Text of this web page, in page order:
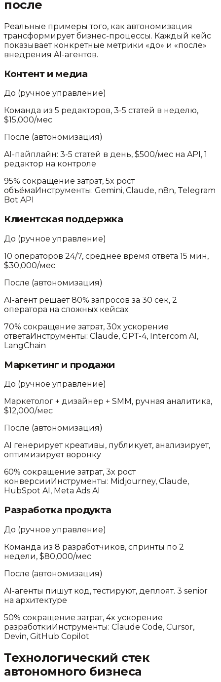
после
Реальные примеры того, как автономизация
трансформирует бизнес-процессы. Каждый кейс
показывает конкретные метрики «до» и «после»
внедрения AI-агентов.
Контент и медиа
До (ручное управление)
Команда из 5 редакторов, 3-5 статей в неделю,
$15,000/мес
После (автономизация)
AI-пайплайн: 3-5 статей в день, $500/мес на API, 1
редактор на контроле
95% сокращение затрат, 5x рост
объёма Инструменты: Gemini, Claude, n8n, Telegram
Bot API
Клиентская поддержка
До (ручное управление)
10 операторов 24/7, среднее время ответа 15 мин,
$30,000/мес
После (автономизация)
AI-агент решает 80% запросов за 30 сек, 2
оператора на сложных кейсах
70% сокращение затрат, 30x ускорение
ответаИнструменты: Claude, GPT-4, Intercom AI,
LangChain
Маркетинг и продажи
До (ручное управление)
Маркетолог + дизайнер + SMM, ручная аналитика,
$12,000/мес
После (автономизация)
AI генерирует креативы, публикует, анализирует,
оптимизирует воронку
60% сокращение затрат, 3x рост
конверсии Инструменты: Midjourney, Claude,
HubSpot AI, Meta Ads AI
Разработка продукта
До (ручное управление)
Команда из 8 разработчиков, спринты по 2
недели, $80,000/мес
После (автономизация)
AI-агенты пишут код, тестируют, деплоят. 3 senior
на архитектуре
50% сокращение затрат, 4x ускорение
разработкиИнструменты: Claude Code, Cursor,
Devin, GitHub Copilot
Технологический стек
автономного бизнеса